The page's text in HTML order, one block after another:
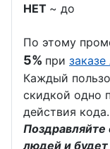
НЕТ ~ до
По этому
5% при
Каждый
скидкой одно
действия кода.
Поздравляйте
людей и будет